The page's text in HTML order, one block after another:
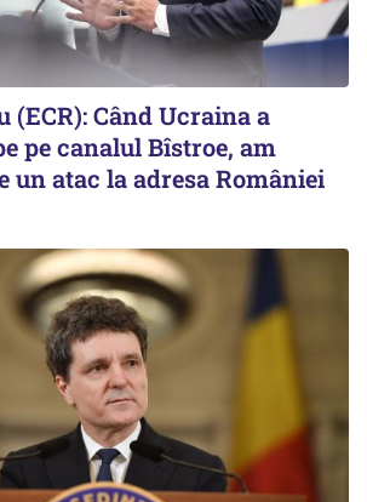
(ECR): Când Ucraina a
pe canalul Bîstroe, am
un atac la adresa României